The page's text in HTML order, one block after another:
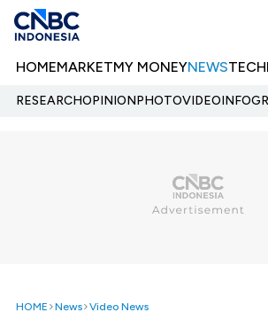
HOMEMARKETMY MONEYNEWSTECH
RESEARCHOPINIONPHOTOVIDEO
HOME News Video News